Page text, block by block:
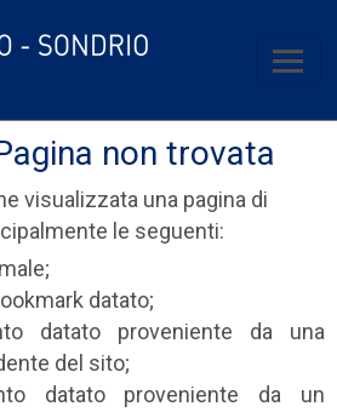
non trovata
visualizzata una pagina di
le seguenti:
datato;
datato proveniente da una
del sito;
datato proveniente da un